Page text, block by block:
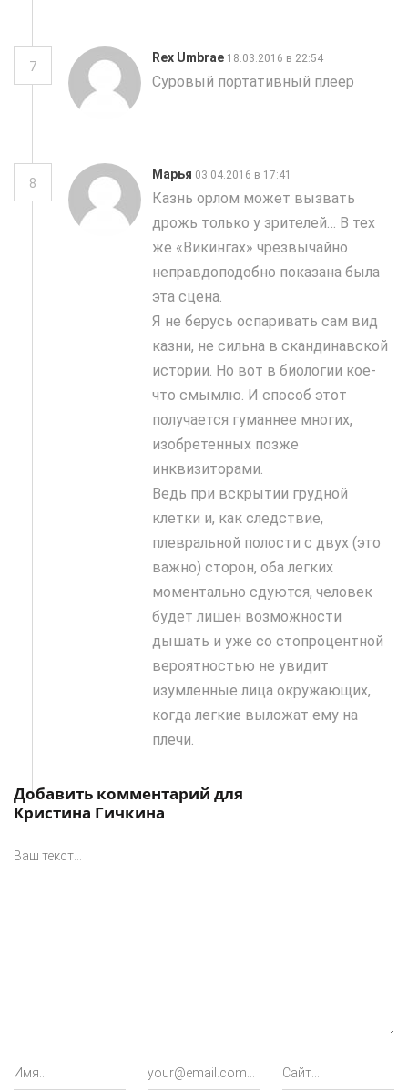
7
Rex Umbrae 18.03.2016 в 22:54
Суровый портативный плеер
8
Марья 03.04.2016 в 17:41
Казнь орлом может вызвать
дрожь только у зрителей… В тех
же «Викингах» чрезвычайно
неправдоподобно показана была
эта сцена.
Я не берусь оспаривать сам вид
казни, не сильна в скандинавской
истории. Но вот в биологии кое-
что смымлю. И способ этот
получается гуманнее многих,
изобретенных позже
инквизиторами.
Ведь при вскрытии грудной
клетки и, как следствие,
плевральной полости с двух (это
важно) сторон, оба легких
моментально сдуются, человек
будет лишен возможности
дышать и уже со стопроцентной
вероятностью не увидит
изумленные лица окружающих,
когда легкие выложат ему на
плечи.
Добавить комментарий для
Кристина Гичкина